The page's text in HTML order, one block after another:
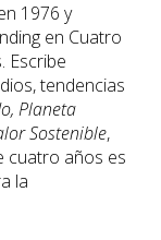
1976 y
en Cuatro
Escribe
tendencias
Planeta
Sostenible,
cuatro años es
la